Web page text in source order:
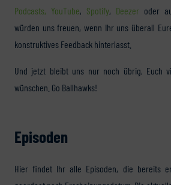
Podcasts, YouTube, Spotify, Deezer oder
würden uns freuen, wenn Ihr uns überall
konstruktives Feedback hinterlasst.
Und jetzt bleibt uns nur noch übrig, Euch
wünschen. Go Ballhawks!
Episoden
Hier findet Ihr alle Episoden, die bereits